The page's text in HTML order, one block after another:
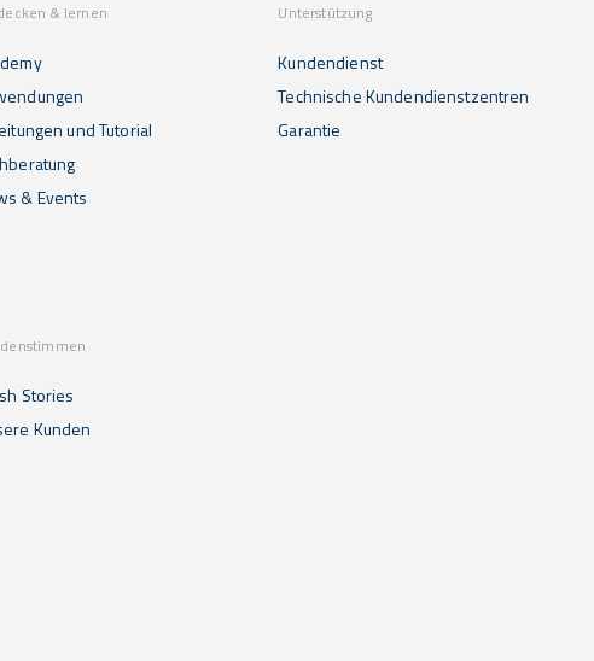
& lernen
und Tutorial
& Events
Unterstützung
Kundendienst
Technische Kundendienstzentren
Garantie
Stories
Kunden